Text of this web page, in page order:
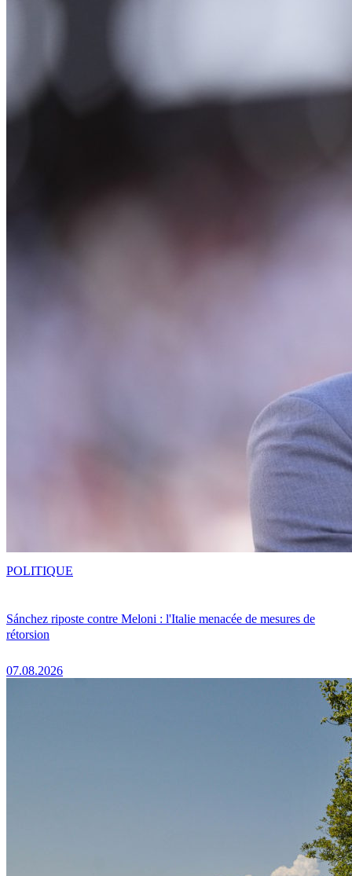
Sánchez riposte contre Meloni : l'Italie menacée de mesures de
rétorsion
07.08.2026
POLITIQUE